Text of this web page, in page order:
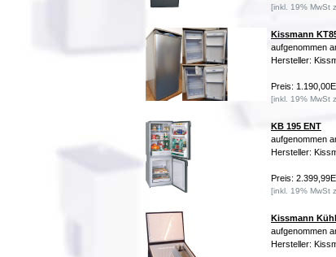
[inkl. 19% MwSt
Kissmann
aufgenommen
Hersteller:
Preis:
[inkl. 19% MwSt
KB 195 ENT
aufgenommen
Hersteller:
Preis:
[inkl. 19% MwSt
Kissmann
aufgenommen
Hersteller: